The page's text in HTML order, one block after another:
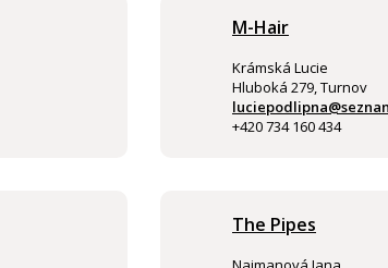
M-Hair
Krámská Lucie
Hluboká 279, Turnov
+420 734 160 434
The Pipes